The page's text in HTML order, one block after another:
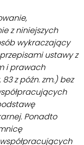
z niniejszych
wykraczający
ustawy z
i prawach
z późn. zm.) bez
Ponadto